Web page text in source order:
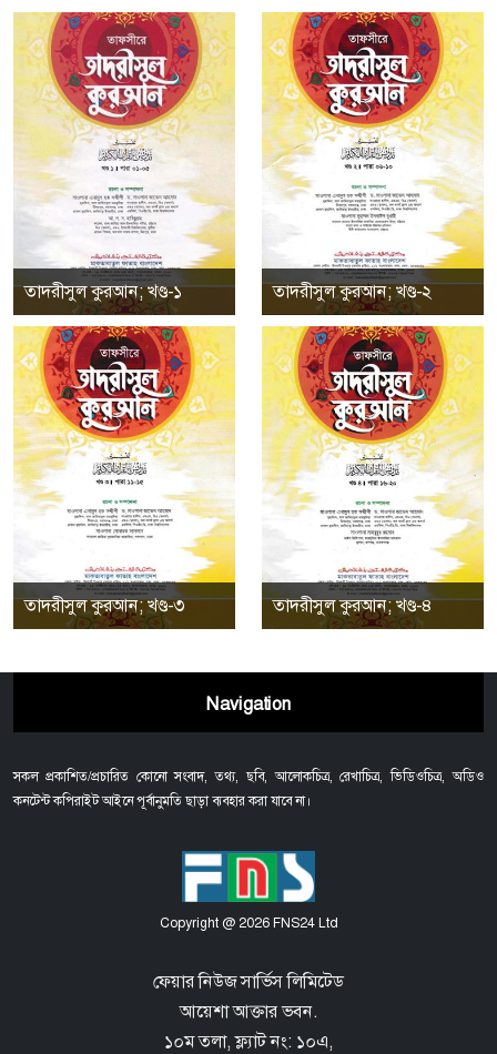
তাদরীসুল কুরআন; খণ্ড-১ তাদরীসুল কুরআন; খণ্ড-২
তাদরীসুল কুরআন; খণ্ড-৩ তাদরীসুল কুরআন; খণ্ড-৪
Navigation
সকল প্রকাশিত/প্রচারিত কোনো সংবাদ, তথ্য, ছবি, আলোকচিত্র, রেখাচিত্র, ভিডিওচিত্র, অডিও
কনটেন্ট কপিরাইট আইনে পূর্বানুমতি ছাড়া ব্যবহার করা যাবে না।
Copyright @ 2026 FNS24 Ltd
ফেয়ার নিউজ সার্ভিস লিমিটেড
আয়েশা আক্তার ভবন.
১০ম তলা, ফ্ল্যাট নং: ১০এ,